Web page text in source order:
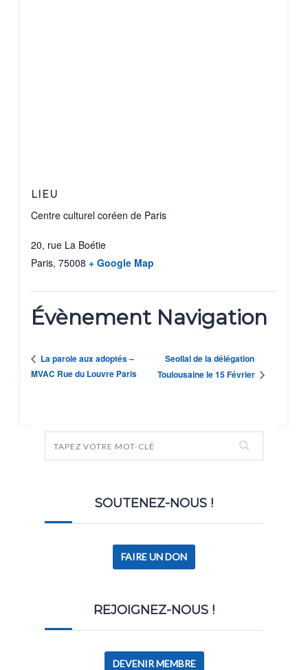
LIEU
Centre culturel coréen de Paris
20, rue La Boétie
Paris, 75008 + Google Map
Évènement Navigation
La parole aux adoptés –
MVAC Rue du Louvre Paris
Seollal de la délégation
Toulousaine le 15 Février
SOUTENEZ-NOUS !
FAIRE UN DON
REJOIGNEZ-NOUS !
DEVENIR MEMBRE